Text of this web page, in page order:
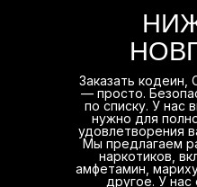
Заказать
— просто.
по списку. У нас
нужно для
удовлетворения
Мы предлагаем
наркотиков,
амфетамин,
другое. У нас